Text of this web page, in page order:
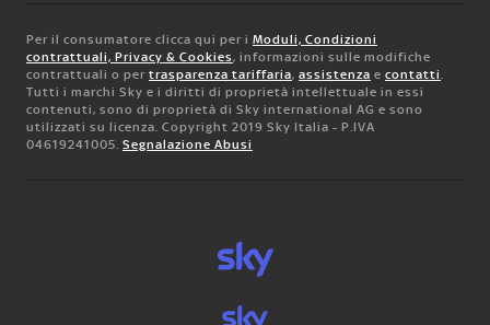
Per il consumatore clicca qui per i Moduli, Condizioni
contrattuali, Privacy & Cookies, informazioni sulle modifiche
contrattuali o per trasparenza tariffaria, assistenza e contatti.
Tutti i marchi Sky e i diritti di proprietà intellettuale in essi
contenuti, sono di proprietà di Sky international AG e sono
utilizzati su licenza. Copyright 2019 Sky Italia - P.IVA
04619241005. Segnalazione Abusi